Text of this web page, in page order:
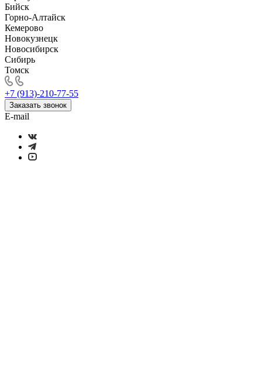
Бийск
Горно-Алтайск
Кемерово
Новокузнецк
Новосибирск
Сибирь
Томск
+7 (913)-210-77-55
Заказать звонок
E-mail